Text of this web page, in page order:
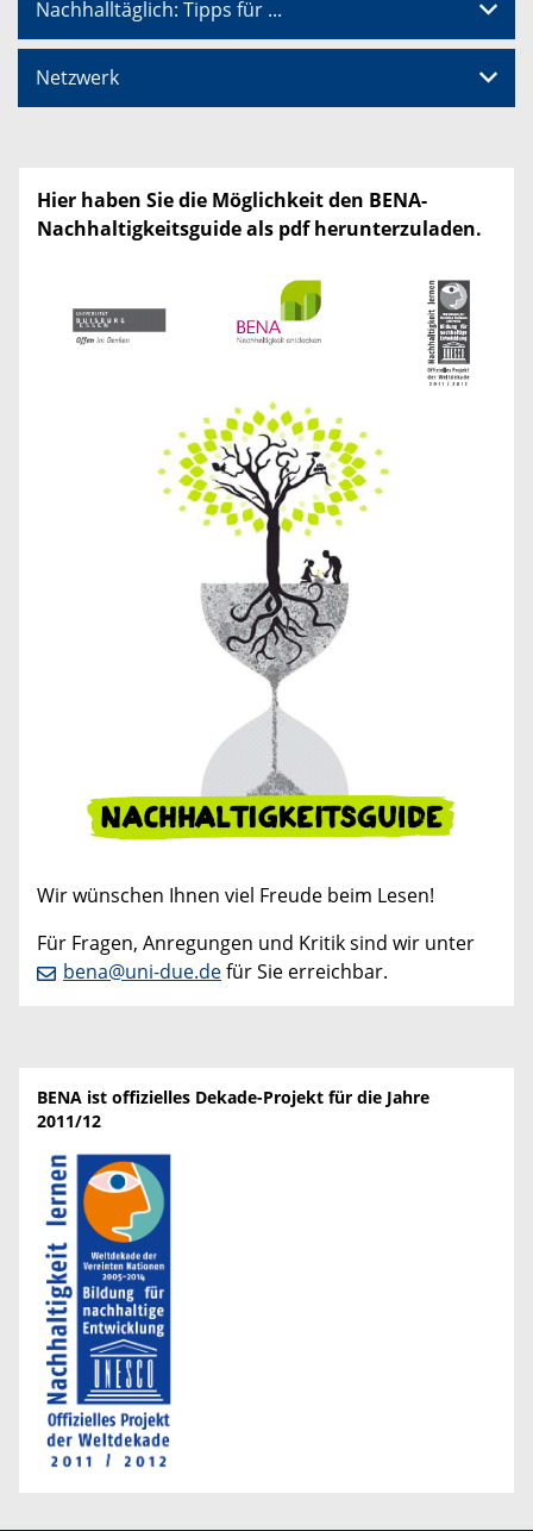
Nachhalltäglich: Tipps für ...
Netzwerk
Hier haben Sie die Möglichkeit den BENA-
Nachhaltigkeitsguide als pdf herunterzuladen.
Wir wünschen Ihnen viel Freude beim Lesen!
Für Fragen, Anregungen und Kritik sind wir unter
bena@uni-due.defür Sie erreichbar.
BENA ist offizielles Dekade-Projekt für die Jahre
2011/12